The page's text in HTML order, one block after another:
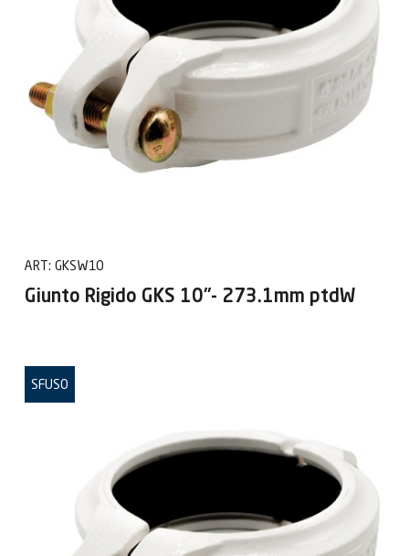
ART: GKSW10
Giunto Rigido GKS 10"- 273.1mm ptdW
SFUSO